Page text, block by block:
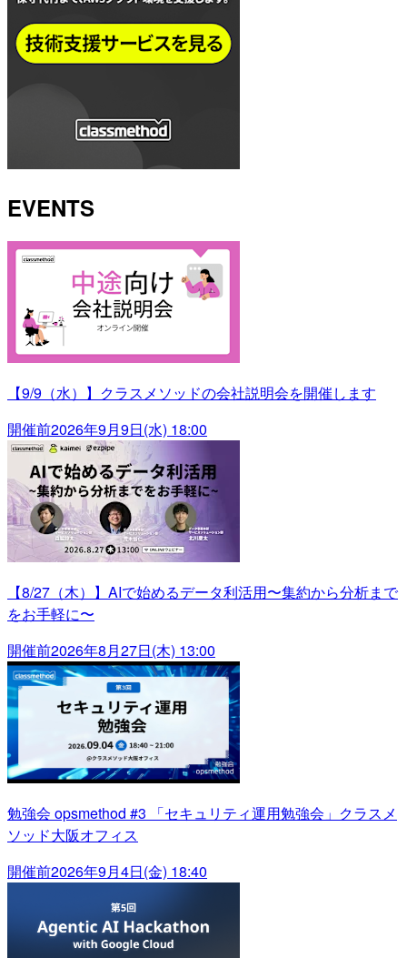
EVENTS
【9/9（水）】クラスメソッドの会社説明会を開催します
開催前2026年9月9日(水) 18:00
【8/27（木）】AIで始めるデータ利活用〜集約から分析まで
をお手軽に〜
開催前2026年8月27日(木) 13:00
勉強会 opsmethod #3 「セキュリティ運用勉強会」クラスメ
ソッド大阪オフィス
開催前2026年9月4日(金) 18:40